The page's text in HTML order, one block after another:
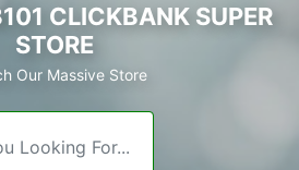
CLICKBANK SUPER
STORE
Our Massive Store